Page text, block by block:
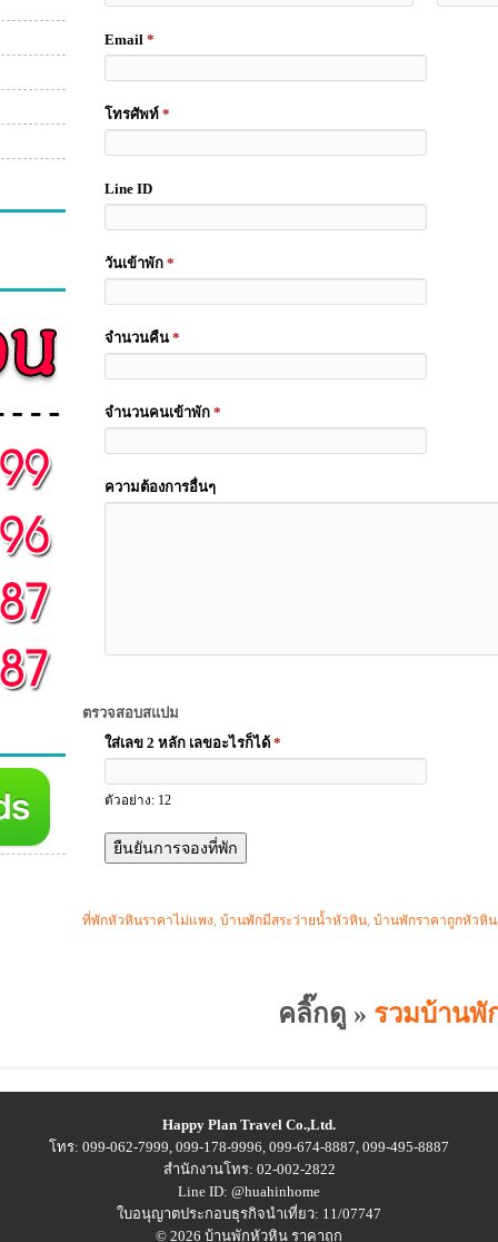
Email *
โทรศัพท์ *
Line ID
วันเข้าพัก *
จำนวนคืน *
จำนวนคนเข้าพัก *
ความต้องการอื่นๆ
ตรวจสอบสแปม
ใส่เลข 2 หลัก เลขอะไรก็ได้ *
ตัวอย่าง: 12
ที่พักหัวหินราคาไม่แพง บ้านพักมีสระว่ายน้ำหัวหิน บ้านพักราคาถูกหัวหิน
คลิ๊กดู » รวมบ้านพั
Happy Plan Travel Co.,Ltd.
โทร: 099-062-7999, 099-178-9996, 099-674-8887, 099-495-8887
สำนักงานโทร: 02-002-2822
Line ID: @huahinhome
ใบอนุญาตประกอบธุรกิจนำเที่ยว: 11/07747
© 2026 บ้านพักหัวหิน ราคาถูก